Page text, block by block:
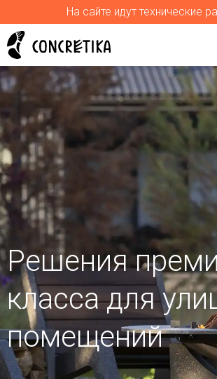
На сайте идут технические
Решения
класса для
помещений